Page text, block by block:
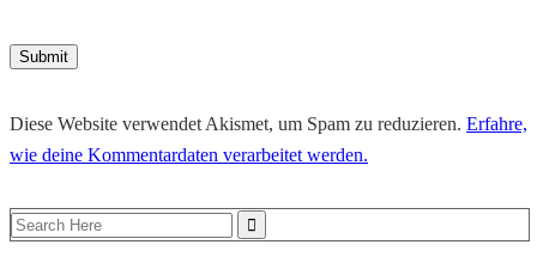
Diese Website verwendet Akismet, um Spam zu reduzieren. Erfahre,
wie deine Kommentardaten verarbeitet werden.